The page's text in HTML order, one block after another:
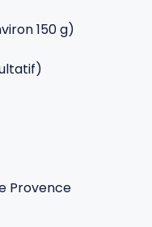
150 g)
Provence